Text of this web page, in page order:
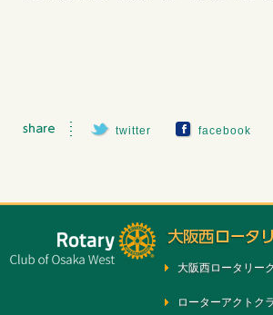
twitter facebook
大阪西ロータリー
ローターアクトク